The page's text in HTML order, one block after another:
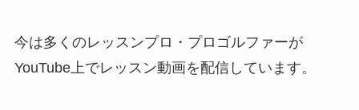
今は多くのレッスンプロ・プロゴルファーが
YouTube上でレッスン動画を配信しています。